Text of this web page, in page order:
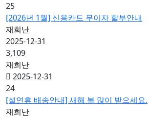
25
[2026년 1월] 신용카드 무이자 할부안내
재희난
2025-12-31
3,109
재희난
2025-12-31
24
[설연휴 배송안내] 새해 복 많이 받으세요.
재희난